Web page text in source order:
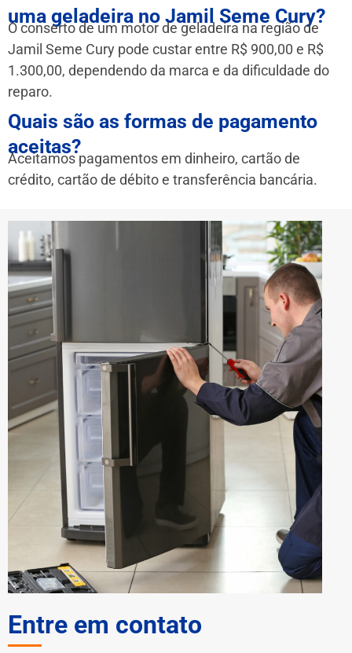
uma geladeira no Jamil Seme Cury?
O conserto de um motor de geladeira na região de
Jamil Seme Cury pode custar entre R$ 900,00 e R$
1.300,00, dependendo da marca e da dificuldade do
reparo.
Quais são as formas de pagamento
aceitas?
Aceitamos pagamentos em dinheiro, cartão de
crédito, cartão de débito e transferência bancária.
Entre em contato